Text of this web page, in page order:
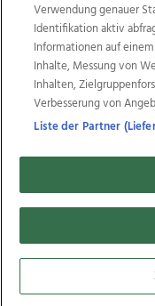
Weitere
TV1 di-mog-
Life Radio
OÖN Karriere
Regionaljobs
Copyrights ©
Verwendung genauer
Identifikation aktiv
Informationen auf
Inhalte, Messung von
Inhalten,
Verbesserung von
Liste der Partner